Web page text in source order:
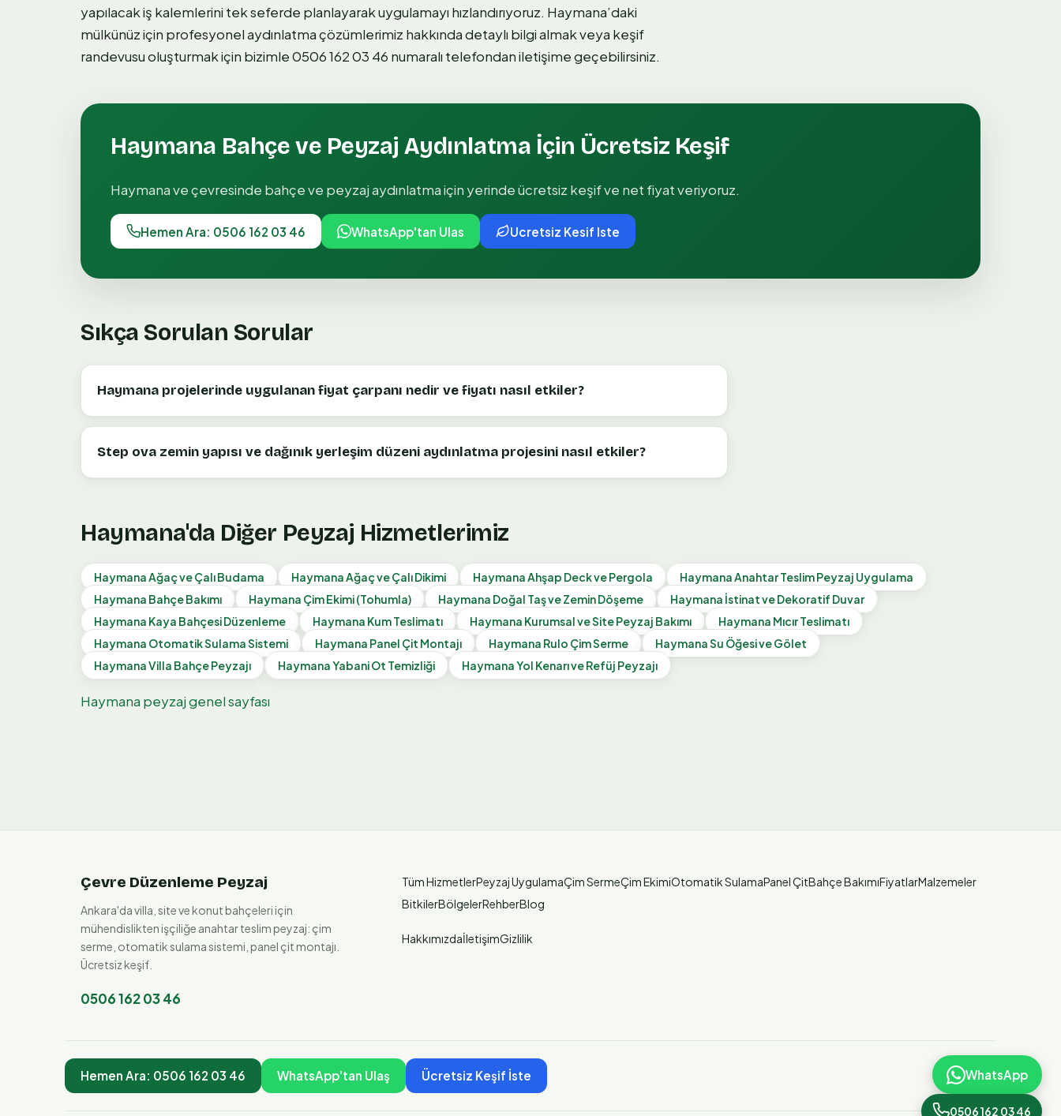
yapılacak iş kalemlerini tek seferde planlayarak uygulamayı hızlandırıyoruz. Haymana’daki
mülkünüz için profesyonel aydınlatma çözümlerimiz hakkında detaylı bilgi almak veya keşif
randevusu oluşturmak için bizimle 0506 162 03 46 numaralı telefondan iletişime geçebilirsiniz.
Haymana Bahçe ve Peyzaj Aydınlatma İçin Ücretsiz Keşif
Haymanave çevresinde bahçe ve peyzaj aydınlatmaiçin yerinde ücretsiz keşif ve net fiyat veriyoruz.
Hemen Ara: 0506 162 03 46 WhatsApp'tan Ulas Ucretsiz Kesif Iste
Sıkça Sorulan Sorular
Haymana projelerinde uygulanan fiyat çarpanı nedir ve fiyatı nasıl etkiler?
Step ova zemin yapısı ve dağınık yerleşim düzeni aydınlatma projesini nasıl etkiler?
Haymana'da Diğer Peyzaj Hizmetlerimiz
Haymana Ağaç ve Çalı Budama Haymana Ağaç ve Çalı Dikimi Haymana Ahşap Deck ve Pergola Haymana Anahtar Teslim Peyzaj Uygulama
Haymana Bahçe Bakımı Haymana Çim Ekimi (Tohumla) Haymana Doğal Taş ve Zemin Döşeme Haymana İstinat ve Dekoratif Duvar
Haymana Kaya Bahçesi Düzenleme Haymana Kum Teslimatı Haymana Kurumsal ve Site Peyzaj Bakımı Haymana Mıcır Teslimatı
Haymana Otomatik Sulama Sistemi Haymana Panel Çit Montajı Haymana Rulo Çim Serme HaymanaSu Öğesi ve Gölet
HaymanaVilla Bahçe Peyzajı HaymanaYabani Ot Temizliği HaymanaYol Kenarı ve Refüj Peyzajı
Haymana peyzaj genel sayfası
Çevre Düzenleme Peyzaj
Ankara'da villa, site ve konut bahçeleri için
mühendislikten işçiliğe anahtar teslim peyzaj: çim
serme, otomatik sulama sistemi, panel çit montajı.
Ücretsiz keşif.
0506 162 03 46
Tüm HizmetlerPeyzaj UygulamaÇim SermeÇim EkimiOtomatik SulamaPanel ÇitBahçe BakımıFiyatlarMalzemeler
BitkilerBölgelerRehberBlog
HakkımızdaİletişimGizlilik
Hemen Ara: 0506 162 03 46 WhatsApp'tan Ulaş Ücretsiz Keşif İste WhatsApp
0506 162 03 46